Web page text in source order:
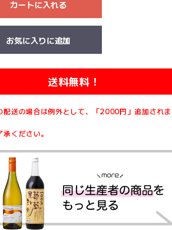
カートに入れる
お気に入りに追加
送料無料！
送の場合は例外として、「2000円」追加されま
ください。